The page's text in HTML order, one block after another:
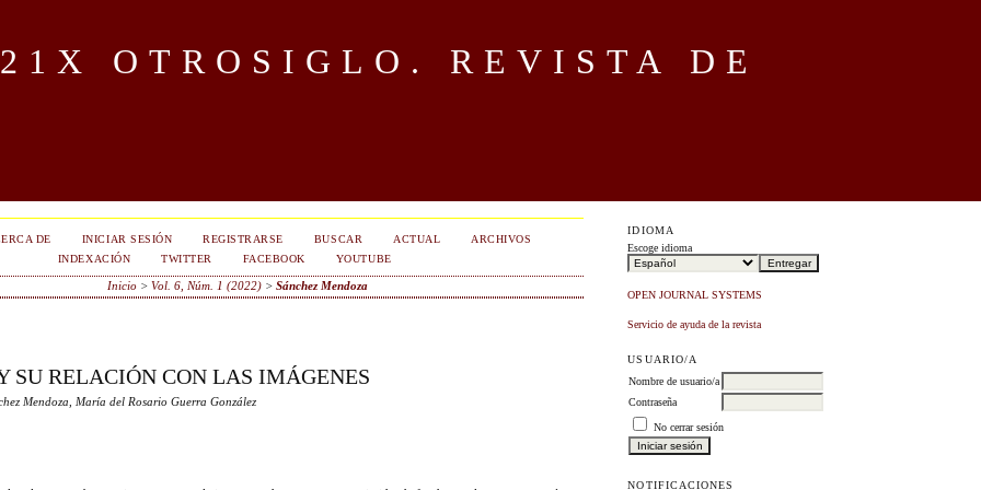
OTROSIGLO. REVISTA DE
IDIOMA
Escoge idioma
OPEN JOURNAL SYSTEMS
Servicio de ayuda de la revista
USUARIO/A
Nombre de usuario/a
Contraseña
No cerrar sesión
NOTIFICACIONES
DE INICIAR SESIÓN REGISTRARSE BUSCAR ACTUAL
ARCHIVOS
INDEXACIÓN
TWITTER FACEBOOK YOUTUBE
Inicio >Vol. 6, Núm. 1 (2022) >Sánchez Mendoza
SU RELACIÓN CON LAS IMÁGENES
Mendoza, María del Rosario Guerra González